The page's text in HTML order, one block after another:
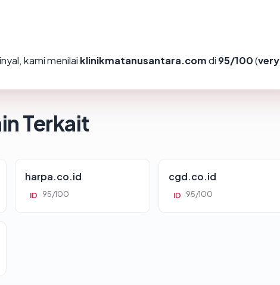
kami menilai klinikmatanusantara.comdi 95/100(
Terkait
harpa.co.id
ID 95/100
cgd.co.id
ID 95/100